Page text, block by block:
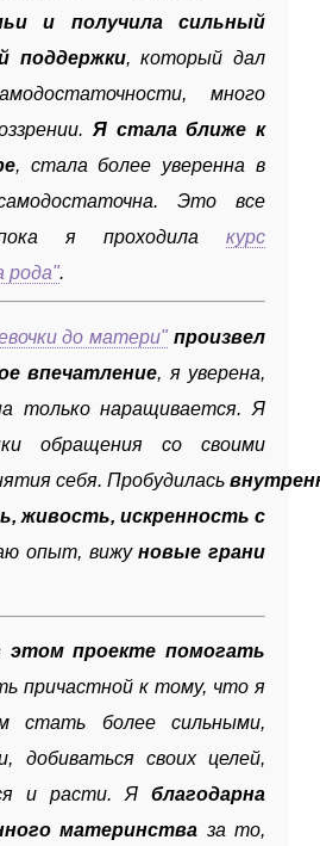
и получила сильный
поддержки, который дал
много
Я стала ближе к
, стала более уверенна в
Это все
пока я проходила курс
рода".
до матери" произвел
впечатление, я уверена,
только наращивается. Я
обращения со своими
себя. Пробудилась
живость, искренность с
опыт, вижуновые грани
этом проекте помогать
причастной к тому, что я
стать более сильными,
добиваться своих целей,
и расти. Я благодарна
материнства за то,